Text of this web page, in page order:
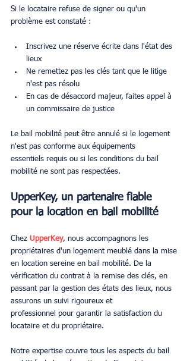
Si le locataire refuse de signer ou qu'un
problème est constaté :
Inscrivez une réserve écrite dans l'état des
lieux
Ne remettez pas les clés tant que le litige
n'est pas résolu
En cas de désaccord majeur, faites appel à
un commissaire de justice
Le bail mobilité peut être annulé si le logement
n'est pas conforme aux équipements
essentiels requis ou si les conditions du bail
mobilité ne sont pas respectées.
UpperKey, un partenaire fiable
pour la location en bail mobilité
Chez UpperKey, nous accompagnons les
propriétaires d'un logement meublé dans la mise
en location sereine en bail mobilité. De la
vérification du contrat à la remise des clés, en
passant par la gestion des états des lieux, nous
assurons un suivi rigoureux et
professionnel pour garantir la satisfaction du
locataire et du propriétaire.
Notre expertise couvre tous les aspects du bail